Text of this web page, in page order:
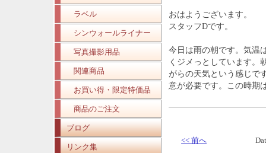
ラベル
シンウォールライナー
写真撮影用品
関連商品
お買い得・限定特価品
商品のご注文
ブログ
リンク集
おはようございます。
スタッフDです。
今日は雨の朝です。気温
くジメっとしています。
がらの天気という感じで
意が必要です。この時期
<< 前へ